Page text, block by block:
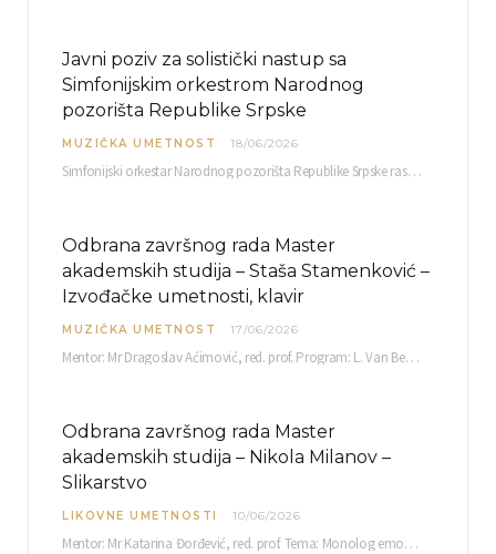
Javni poziv za solistički nastup sa
Simfonijskim orkestrom Narodnog
pozorišta Republike Srpske
MUZIČKA UMETNOST 18/06/2026
Simfonijski orkestar Narodnog pozorišta Republike Srpske raspisuje javni poziv za učešće u projektu „CRESCENDO: Nova…
Odbrana završnog rada Master
akademskih studija – Staša Stamenković –
Izvođačke umetnosti, klavir
MUZIČKA UMETNOST 17/06/2026
Mentor: Mr Dragoslav Aćimović, red. prof. Program: L. Van Betoven: Sonata op. 31 br. 2 u…
Odbrana završnog rada Master
akademskih studija – Nikola Milanov –
Slikarstvo
LIKOVNE UMETNOSTI 10/06/2026
Mentor: Mr Katarina Đorđević, red. prof. Tema: Monolog emocija Sreda, 17. 06. 2026. u 15:30 sati Sala br. 12 Fakulteta umetnosti u Nišu, Kneginje…